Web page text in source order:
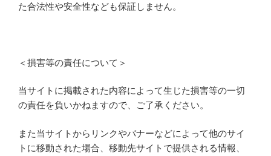
た合法性や安全性なども保証しません。
＜損害等の責任について＞
当サイトに掲載された内容によって生じた損害等の一切
の責任を負いかねますので、ご了承ください。
また当サイトからリンクやバナーなどによって他のサイ
トに移動された場合、移動先サイトで提供される情報、